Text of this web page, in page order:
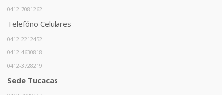
0412-7081262
Telefóno Celulares
0412-2212452
0412-4630818
0412-3728219
Sede Tucacas